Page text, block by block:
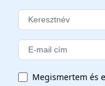
Megismertem és